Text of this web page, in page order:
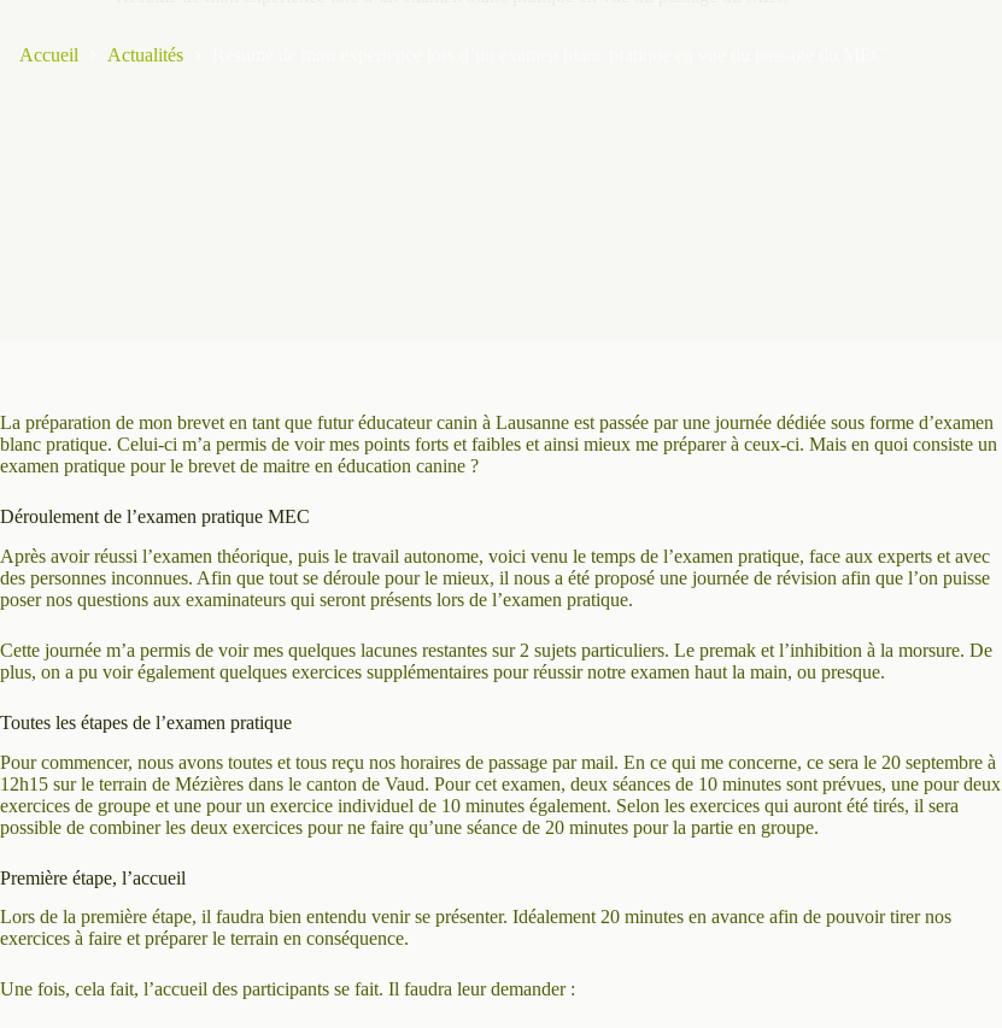
Accueil Actualités
La préparation de mon brevet en tant que futur éducateur canin à Lausanne est passée par une journée dédiée sous forme d’examen
blanc pratique. Celui-ci m’a permis de voir mes points forts et faibles et ainsi mieux me préparer à ceux-ci. Mais en quoi consiste un
examen pratique pour le brevet de maitre en éducation canine ?
Déroulement de l’examen pratique MEC
Après avoir réussi l’examen théorique, puis le travail autonome, voici venu le temps de l’examen pratique, face aux experts et avec
des personnes inconnues. Afin que tout se déroule pour le mieux, il nous a été proposé une journée de révision afin que l’on puisse
poser nos questions aux examinateurs qui seront présents lors de l’examen pratique.
Cette journée m’a permis de voir mes quelques lacunes restantes sur 2 sujets particuliers. Le premak et l’inhibition à la morsure. De
plus, on a pu voir également quelques exercices supplémentaires pour réussir notre examen haut la main, ou presque.
Toutes les étapes de l’examen pratique
Pour commencer, nous avons toutes et tous reçu nos horaires de passage par mail. En ce qui me concerne, ce sera le 20 septembre à
12h15 sur le terrain de Mézières dans le canton de Vaud. Pour cet examen, deux séances de 10 minutes sont prévues, une pour deux
exercices de groupe et une pour un exercice individuel de 10 minutes également. Selon les exercices qui auront été tirés, il sera
possible de combiner les deux exercices pour ne faire qu’une séance de 20 minutes pour la partie en groupe.
Première étape, l’accueil
Lors de la première étape, il faudra bien entendu venir se présenter. Idéalement 20 minutes en avance afin de pouvoir tirer nos
exercices à faire et préparer le terrain en conséquence.
Une fois, cela fait, l’accueil des participants se fait. Il faudra leur demander :